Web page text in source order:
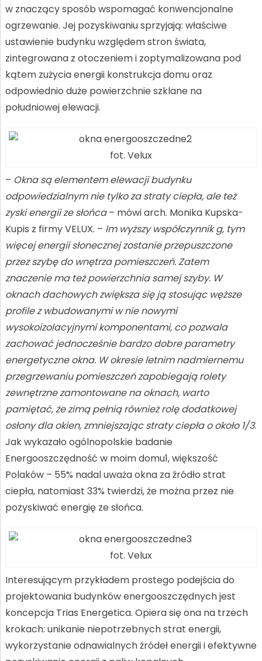
w znaczący sposób wspomagać konwencjonalne
ogrzewanie. Jej pozyskiwaniu sprzyjają: właściwe
ustawienie budynku względem stron świata,
zintegrowana z otoczeniem i zoptymalizowana pod
kątem zużycia energii konstrukcja domu oraz
odpowiednio duże powierzchnie szklane na
południowej elewacji.
fot. Velux
– Okna są elementem elewacji budynku
odpowiedzialnym nie tylko za straty ciepła, ale też
zyski energii ze słońca– mówi arch. Monika Kupska-
Kupis z firmy VELUX. – Im wyższy współczynnik g, tym
więcej energii słonecznej zostanie przepuszczone
przez szybę do wnętrza pomieszczeń. Zatem
znaczenie ma też powierzchnia samej szyby. W
oknach dachowych zwiększa się ją stosując węższe
profile z wbudowanymi w nie nowymi
wysokoizolacyjnymi komponentami, co pozwala
zachować jednocześnie bardzo dobre parametry
energetyczne okna. W okresie letnim nadmiernemu
przegrzewaniu pomieszczeń zapobiegają rolety
zewnętrzne zamontowane na oknach, warto
pamiętać, że zimą pełnią również rolę dodatkowej
osłony dla okien, zmniejszając straty ciepła o około 1/3.
Jak wykazało ogólnopolskie badanie
Energooszczędność w moim domu1, większość
Polaków – 55% nadal uważa okna za źródło strat
ciepła, natomiast 33% twierdzi, że można przez nie
pozyskiwać energię ze słońca.
fot. Velux
Interesującym przykładem prostego podejścia do
projektowania budynków energooszczędnych jest
koncepcja Trias Energetica. Opiera się ona na trzech
krokach: unikanie niepotrzebnych strat energii,
wykorzystanie odnawialnych źródeł energii i efektywne